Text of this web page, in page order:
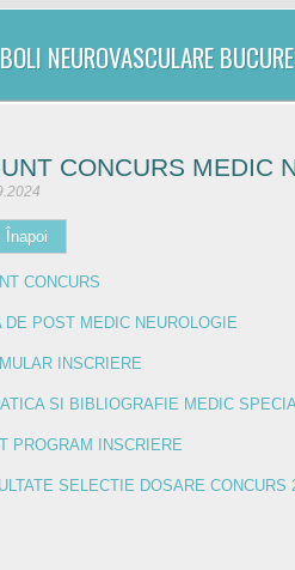
NEUROVASCULARE
CONCURS MEDIC
CONCURS
DE POST MEDIC NEUROLOGIE
INSCRIERE
SI BIBLIOGRAFIE MEDIC
PROGRAM INSCRIERE
SELECTIE DOSARE